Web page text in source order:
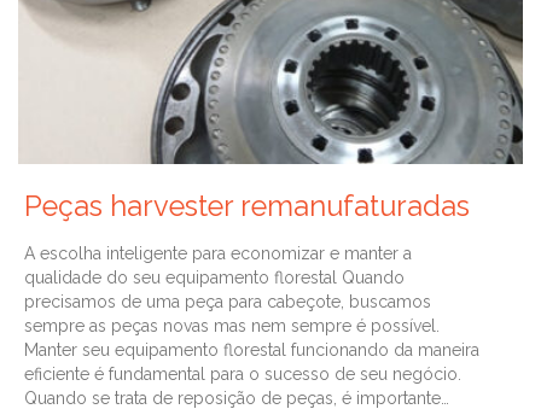
Peças harvester remanufaturadas
A escolha inteligente para economizar e manter a
qualidade do seu equipamento florestal Quando
precisamos de uma peça para cabeçote, buscamos
sempre as peças novas mas nem sempre é possível.
Manter seu equipamento florestal funcionando da maneira
eficiente é fundamental para o sucesso de seu negócio.
Quando se trata de reposição de peças, é importante…